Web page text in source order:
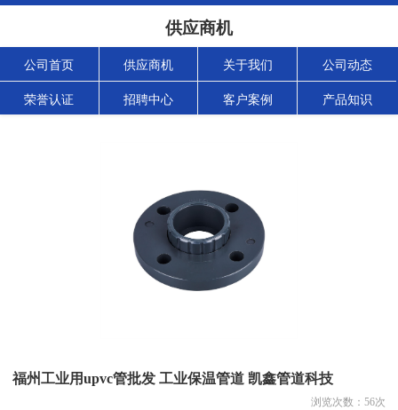
供应商机
公司首页 供应商机 关于我们 公司动态
荣誉认证 招聘中心 客户案例 产品知识
福州工业用upvc管批发 工业保温管道 凯鑫管道科技
浏览次数： 56次